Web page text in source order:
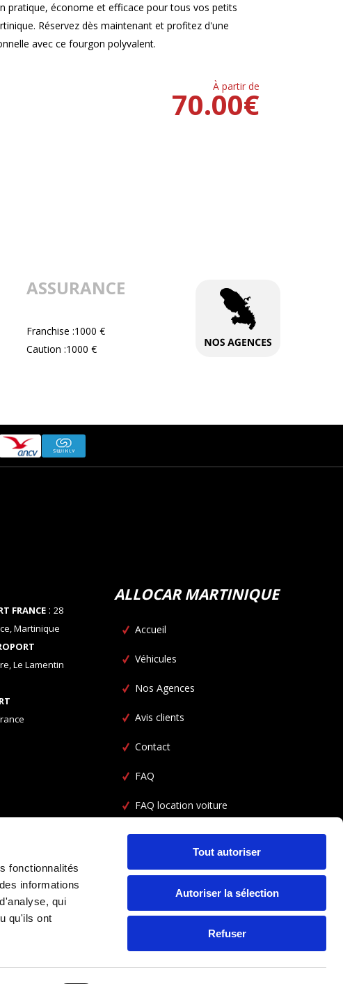
fonctionnalités
informations
qui
qu'ils ont
Tout autoriser
Autoriser la sélection
Refuser
pratique, économe et efficace pour tous vos petits
Réservez dès maintenant et profitez d'une
avec ce fourgon polyvalent.
À partir de
€
70.00
ASSURANCE
Franchise :1000 €
Caution :1000 €
FRANCE: 28
Martinique
Le Lamentin
ALLOCAR MARTINIQUE
Accueil
Véhicules
Nos Agences
Avis clients
Contact
FAQ
FAQ location voiture
CGV